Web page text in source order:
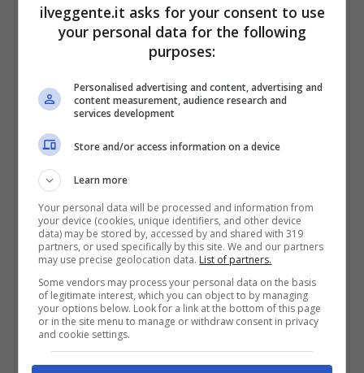
BONUS BENVENUTO LOTTOMATICA: 2050€
Fino a 2050€ bonus scommesse e sport
Bonus Scommesse + 100% fino a 2000€ in Bonus
2050€
VERIFICA
SNAI
Bonus Benvenuto Sport: fino a 1.000€
50% sul deposito fino a 50€
1000€
ilveggente.it asks for your consent to use
your personal data for the following
purposes:
Personalised advertising and content, advertising and
content measurement, audience research and
services development
Store and/or access information on a device
Learn more
Your personal data will be processed and information from
your device (cookies, unique identifiers, and other device
data) may be stored by, accessed by and shared with 319
partners, or used specifically by this site. We and our partners
may use precise geolocation data. List of partners.
Some vendors may process your personal data on the basis
of legitimate interest, which you can object to by managing
your options below. Look for a link at the bottom of this page
or in the site menu to manage or withdraw consent in privacy
and cookie settings.